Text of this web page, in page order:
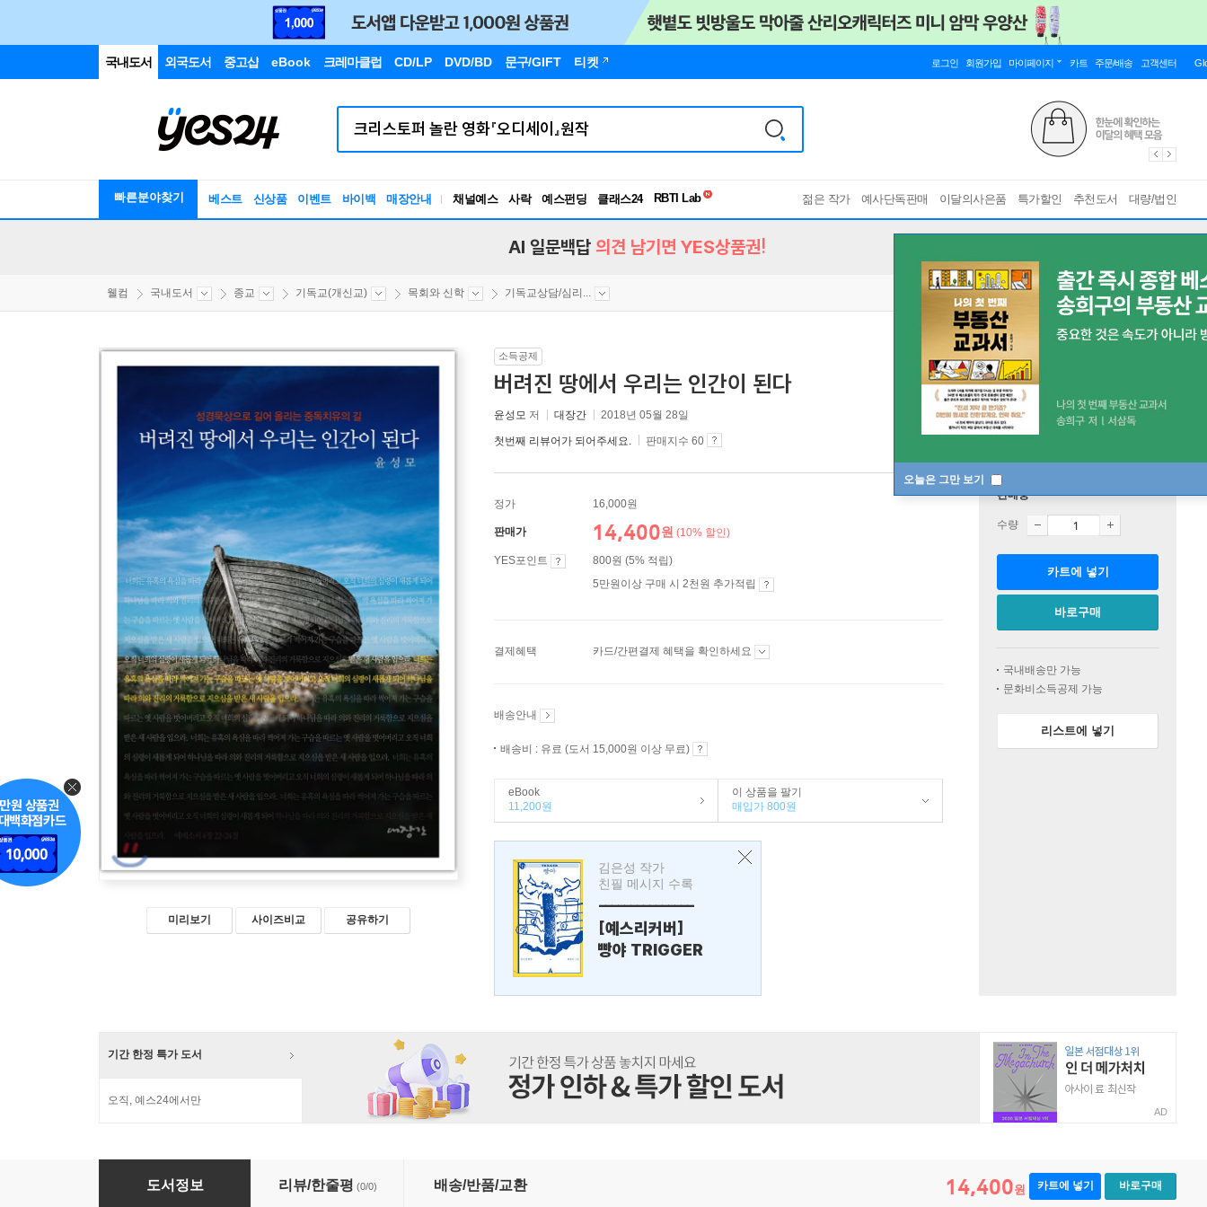
국내도서 외국도서 중고샵 eBook 크레마클럽 CD/LP DVD/BD 문구/GIFT 티켓 로그인 회원가입 마이페이지 카트 주문/배송 고객센터
빠른분야찾기 베스트 신상품 이벤트 바이백 매장안내 채널예스 사락 예스펀딩 클래스24
독서유형검사
젊은 작가 예사단독판매 이달의사은품 특가할인 추천도서 대량/법인
오늘은 그만 보기
AI 일문백답 의견 남기면 YES상품권!
웰컴 국내도서 종교 기독교(개신교) 목회와 신학 기독교상담/심리...
미리보기 사이즈비교 공유하기
소득공제
버려진 땅에서 우리는 인간이 된다
윤성모 저 대장간 2018년 05월 28일
첫번째 리뷰어가 되어주세요. 판매지수 60
정가 16,000원
판매가 14,400원 (10% 할인)
YES포인트
800원 (5% 적립)
5만원이상 구매 시 2천원 추가적립
결제혜택 카드/간편결제 혜택을 확인하세요
배송안내
배송비 : 유료 (도서 15,000원 이상 무료)
eBook
11,200원
이 상품을 팔기
매입가 800원
김은성 작가
친필 메시지 수록
---------------
[예스리커버]
빵야 TRIGGER
판매중
수량
카트에 넣기
바로구매
국내배송만 가능
문화비소득공제 가능
리스트에 넣기
기간 한정 특가 도서
오직, 예스24에서만
AD
버려진 땅에서 우리는 인간이 된다
도서정보 리뷰/한줄평 (0/0) 배송/반품/교환 14,400원 카트에 넣기 바로구매